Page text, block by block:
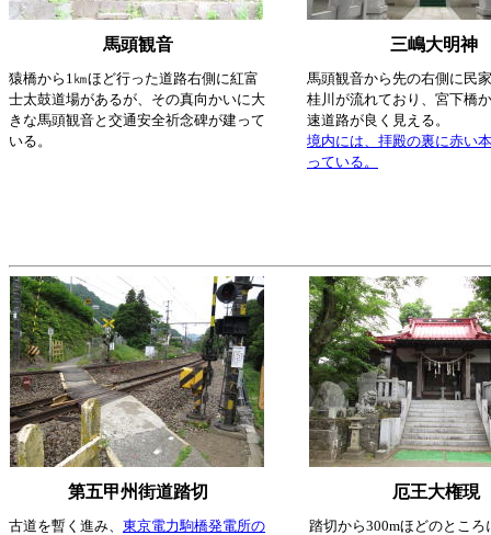
馬頭観音 三嶋大明神
猿橋から1㎞ほど行った道路右側に紅富
士太鼓道場があるが、その真向かいに大
きな馬頭観音と交通安全祈念碑が建って
いる。
馬頭観音から先の右側に民
桂川が流れており、宮下橋
速道路が良く見える。
境内には、拝殿の裏に赤い
っている。
第五甲州街道踏切 厄王大権現
古道を暫く進み、 東京電力駒橋発電所の
踏切から300mほどのところ